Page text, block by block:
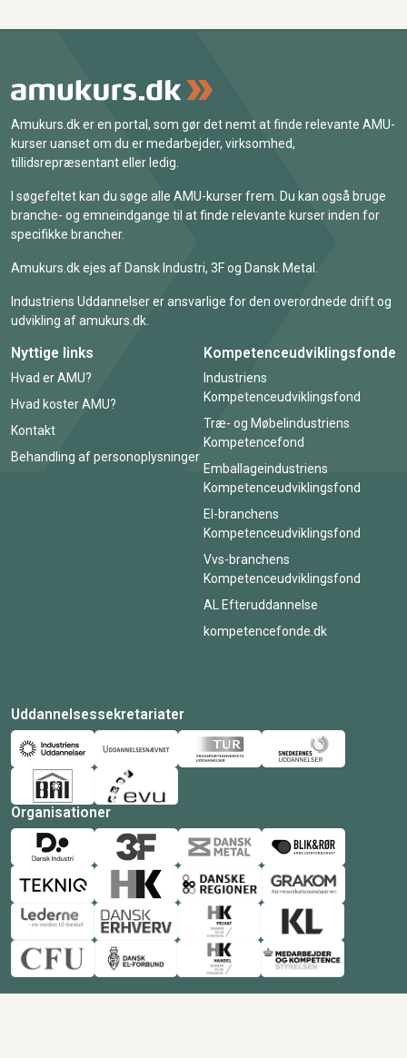
Amukurs.dk er en portal, som gør det nemt at finde relevante AMU-
kurser uanset om du er medarbejder, virksomhed,
tillidsrepræsentant eller ledig.
I søgefeltet kan du søge alle AMU-kurser frem. Du kan også bruge
branche- og emneindgange til at finde relevante kurser inden for
specifikke brancher.
Amukurs.dk ejes af Dansk Industri, 3F og Dansk Metal.
Industriens Uddannelser er ansvarlige for den overordnede drift og
udvikling af amukurs.dk.
Nyttige links
Hvad er AMU?
Hvad koster AMU?
Kontakt
Behandling af personoplysninger
Kompetenceudviklingsfonde
Industriens
Kompetenceudviklingsfond
Træ- og Møbelindustriens
Kompetencefond
Emballageindustriens
Kompetenceudviklingsfond
El-branchens
Kompetenceudviklingsfond
Vvs-branchens
Kompetenceudviklingsfond
AL Efteruddannelse
kompetencefonde.dk
Uddannelsessekretariater
Organisationer